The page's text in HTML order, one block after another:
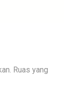
Ruas yang